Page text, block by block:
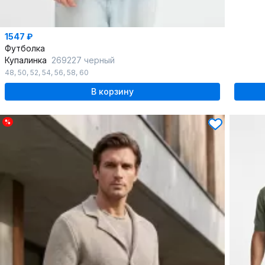
1547 ₽
Футболка
Купалинка 269227 черный
48, 50, 52, 54, 56, 58, 60
В корзину
%